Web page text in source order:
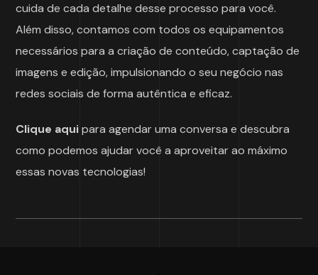
cuida de cada detalhe desse processo para você.
Além disso, contamos com todos os equipamentos
necessários para a criação de conteúdo, captação de
imagens e edição, impulsionando o seu negócio nas
redes sociais de forma autêntica e eficaz.
Clique aquipara agendar uma conversa e descubra
como podemos ajudar você a aproveitar ao máximo
essas novas tecnologias!